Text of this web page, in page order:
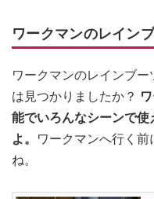
ワークマンのレイン
ワークマンのレインブ
は見つかりましたか？
能でいろんなシーンで
よ。
ワークマンへ行く
ね。